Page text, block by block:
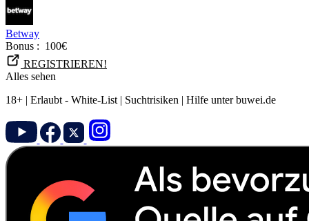
Betway
Bonus : 100€
REGISTRIEREN!
Alles sehen
18+ | Erlaubt - White-List | Suchtrisiken | Hilfe unter buwei.de